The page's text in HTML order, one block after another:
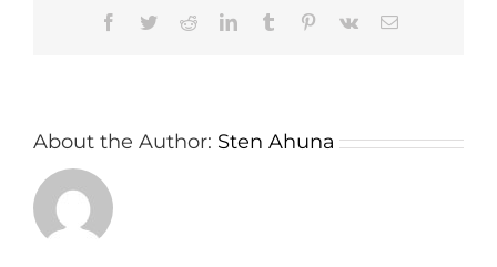
Facebook
TwitterRedditLinkedInTumblr Pinterest
Vk Email
About the Author: Sten Ahuna